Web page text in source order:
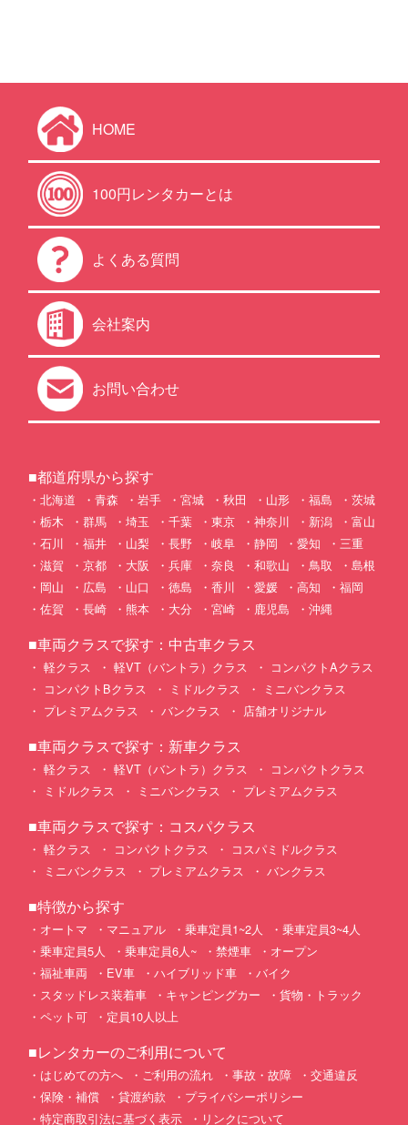
HOME
100円レンタカーとは
よくある質問
会社案内
お問い合わせ
■都道府県から探す
北海道 青森 岩手 宮城 秋田 山形 福島
茨城
栃木
群馬 埼玉 千葉 東京 神奈川 新潟
富山
石川
福井 山梨 長野 岐阜 静岡 愛知
三重
滋賀
京都 大阪 兵庫 奈良 和歌山 鳥取
島根
岡山
広島 山口 徳島 香川 愛媛 高知
福岡
佐賀
長崎 熊本 大分 宮崎 鹿児島 沖縄
■車両クラスで探す：中古車クラス
軽クラス 軽VT（バントラ）クラス
コンパクトAクラス
コンパクトBクラス
ミドルクラス
ミニバンクラス
プレミアムクラス
バンクラス 店舗オリジナル
■車両クラスで探す：新車クラス
軽クラス 軽VT（バントラ）クラス
コンパクトクラス
ミドルクラス
ミニバンクラス プレミアムクラス
■車両クラスで探す：コスパクラス
軽クラス コンパクトクラス
コスパミドルクラス
ミニバンクラス
プレミアムクラス バンクラス
■特徴から探す
オートマ マニュアル 乗車定員1~2人
乗車定員3~4人
乗車定員5人
乗車定員6人~ 禁煙車
オープン
福祉車両
EV車 ハイブリッド車
バイク
スタッドレス装着車
キャンピングカー
貨物・トラック
ペット可
定員10人以上
■レンタカーのご利用について
はじめての方へ ご利用の流れ 事故・故障
交通違反
保険・補償
貸渡約款
プライバシーポリシー
特定商取引法に基づく表示
リンクについて